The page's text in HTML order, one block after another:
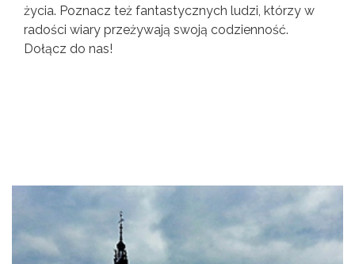
życia. Poznacz też fantastycznych ludzi, którzy w
radości wiary przeżywają swoją codzienność.
Dołącz do nas!